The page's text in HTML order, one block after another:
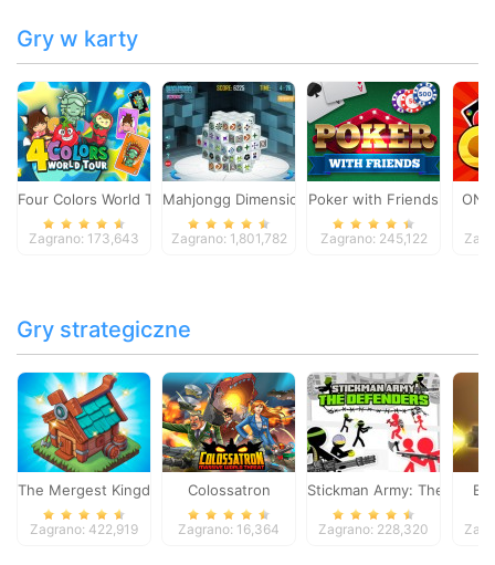
Gry w karty
Four Colors World Tour
Zagrano: 173,643
Mahjongg Dimensions
Zagrano: 1,801,782
Poker with Friends
Zagrano: 245,122
Gry strategiczne
The Mergest Kingdom
Zagrano: 422,919
Colossatron
Zagrano: 16,364
Stickman Army: The
Zagrano: 228,320